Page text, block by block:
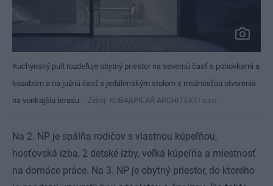
Kuchynský pult rozdeľuje obytný priestor na severnú časť s pohovkami a
kozubom a na južnú časť s jedálenským stolom s možnosťou otvorenia
na vonkajšiu terasu.
Zdroj: KUBA&PILAŘ ARCHITEKTI s.r.o.
Na 2. NP je spálňa rodičov s vlastnou kúpeľňou,
hosťovská izba, 2 detské izby, veľká kúpeľňa a miestnosť
na domáce práce. Na 3. NP je obytný priestor, do ktorého